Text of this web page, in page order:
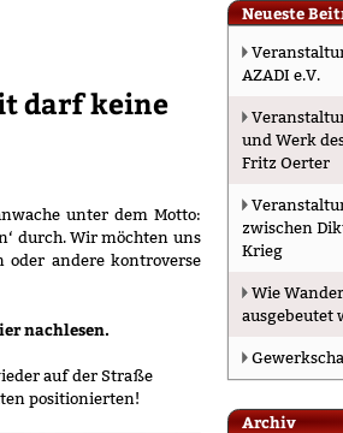
darf keine
unter dem Motto:
durch. Wir möchten uns
andere kontroverse
nachlesen.
auf der Straße
positionierten!
Neueste
AZADI e.V.
und Werk
Fritz Oerter
zwischen
Krieg
Wie
ausgebeutet
Archiv